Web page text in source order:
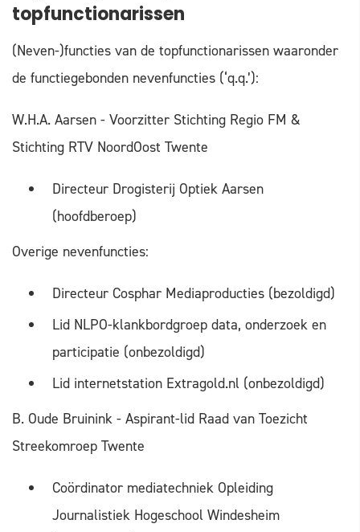
topfunctionarissen
(Neven-)functies van de topfunctionarissen waaronder
de functiegebonden nevenfuncties (‘q.q.’):
W.H.A. Aarsen - Voorzitter Stichting Regio FM &
Stichting RTV NoordOost Twente
Directeur Drogisterij Optiek Aarsen
(hoofdberoep)
Overige nevenfuncties:
Directeur Cosphar Mediaproducties (bezoldigd)
Lid NLPO-klankbordgroep data, onderzoek en
participatie (onbezoldigd)
Lid internetstation Extragold.nl (onbezoldigd)
B. Oude Bruinink - Aspirant-lid Raad van Toezicht
Streekomroep Twente
Coördinator mediatechniek Opleiding
Journalistiek Hogeschool Windesheim